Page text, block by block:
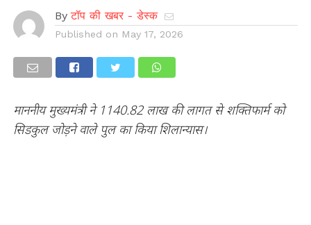
By टॉप की खबर - डेस्क
Published on May 17, 2026
माननीय मुख्यमंत्री ने 1140.82 लाख की लागत से शक्तिफार्म को
सिडकुल जोड़ने वाले पुल का किया शिलान्यास।